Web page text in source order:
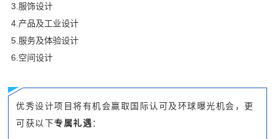
3.服饰设计
4.产品及工业设计
5.服务及体验设计
6.空间设计
优秀设计项目将有机会赢取国际认可及环球曝光机会，更
可获以下专属礼遇：